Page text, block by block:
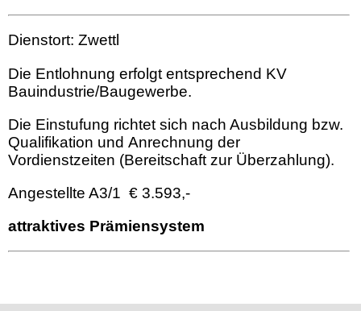
Dienstort: Zwettl
Die Entlohnung erfolgt entsprechend KV
Bauindustrie/Baugewerbe.
Die Einstufung richtet sich nach Ausbildung bzw.
Qualifikation und Anrechnung der
Vordienstzeiten (Bereitschaft zur Überzahlung).
Angestellte A3/1 € 3.593,-
attraktives Prämiensystem